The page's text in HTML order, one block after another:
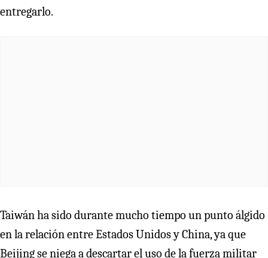
entregarlo.
Taiwán ha sido durante mucho tiempo un punto álgido
en la relación entre Estados Unidos y China, ya que
Beijing se niega a descartar el uso de la fuerza militar